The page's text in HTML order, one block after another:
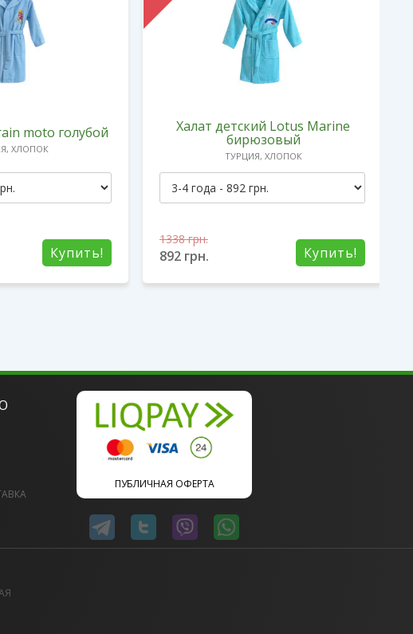
moto голубой
ХЛОПОК
Купить!
Халат детский Lotus Marine
бирюзовый
ТУРЦИЯ, ХЛОПОК
Купить!
1338грн.
892 грн.
ПУБЛИЧНАЯ ОФЕРТА